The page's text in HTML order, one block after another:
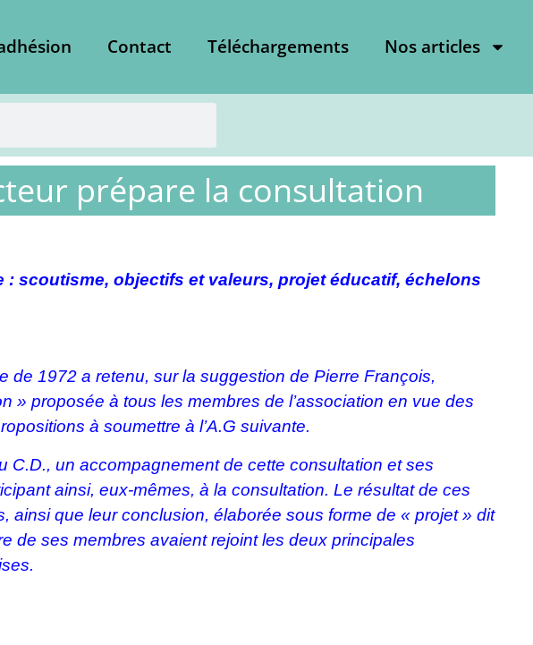
Contact Téléchargements Nos articles
prépare la consultation
scoutisme, objectifs et valeurs, projet éducatif, échelons
de 1972 a retenu, sur la suggestion de Pierre François,
» proposée à tous les membres de l’association en vue des
à soumettre à l’A.G suivante.
C.D., un accompagnement de cette consultation et ses
ainsi, eux-mêmes, à la consultation. Le résultat de ces
ainsi que leur conclusion, élaborée sous forme de « projet » dit
de ses membres avaient rejoint les deux principales